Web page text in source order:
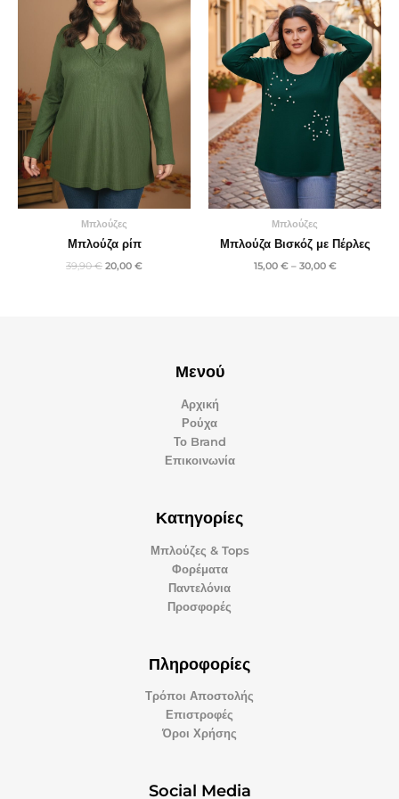
Μπλούζες
Μπλούζα ρίπ
39,90€ 20,00 €
20,00 €.
Μπλούζες
Μπλούζα Βισκόζ με Πέρλες
15,00 € – 30,00 €
30,00 €
Μενού
Αρχική
Ρούχα
Το Brand
Επικοινωνία
Κατηγορίες
Μπλούζες & Tops
Φορέματα
Παντελόνια
Προσφορές
Πληροφορίες
Τρόποι Αποστολής
Επιστροφές
Όροι Χρήσης
Social Media